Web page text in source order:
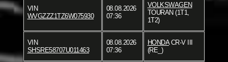
VIN
WVGZZZ1TZ6W075930
08.08.2026
07:36
VOLKSWAGEN
TOURAN (1T1,
1T2)
VIN
SHSRE58707U011463
08.08.2026
07:36
HONDACR-V III
(RE_)